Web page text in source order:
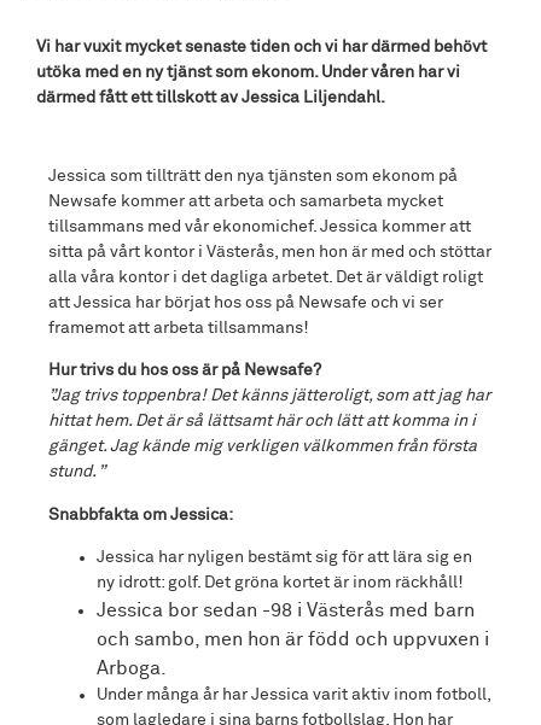
Vi har vuxit mycket senaste tiden och vi har därmed behövt
utöka med en ny tjänst som ekonom. Under våren har vi
därmed fått ett tillskott av Jessica Liljendahl.
Jessica som tillträtt den nya tjänsten som ekonom på
Newsafe kommer att arbeta och samarbeta mycket
tillsammans med vår ekonomichef. Jessica kommer att
sitta på vårt kontor i Västerås, men hon är med och stöttar
alla våra kontor i det dagliga arbetet. Det är väldigt roligt
att Jessica har börjat hos oss på Newsafe och vi ser
framemot att arbeta tillsammans!
Hur trivs du hos oss är på Newsafe?
”Jag trivs toppenbra! Det känns jätteroligt, som att jag har
hittat hem. Det är så lättsamt här och lätt att komma in i
gänget. Jag kände mig verkligen välkommen från första
stund. ”
Snabbfakta om Jessica:
Jessica har nyligen bestämt sig för att lära sig en
ny idrott: golf. Det gröna kortet är inom räckhåll!
Jessica bor sedan -98 i Västerås med barn
och sambo, men hon är född och uppvuxen i
Arboga.
Under många år har Jessica varit aktiv inom fotboll,
som lagledare i sina barns fotbollslag. Hon har